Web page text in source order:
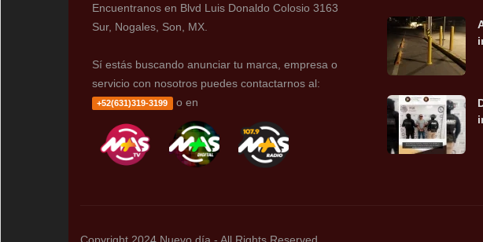
Encuentranos en Blvd Luis Donaldo Colosio 3163
Sur, Nogales, Son, MX.
Sí estás buscando anunciar tu marca, empresa o
servicio con nosotros puedes contactarnos al:
+52(631)319-3199 o en